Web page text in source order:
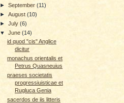
►September(11)
►August(10)
►July(6)
▼June(14)
id quod "cis" Anglice
dicitur
monachus orientalis et
Petrus Quasneuius
praeses societatis
progressiuisticae et
Rugluca Genia
sacerdos de iis litteris